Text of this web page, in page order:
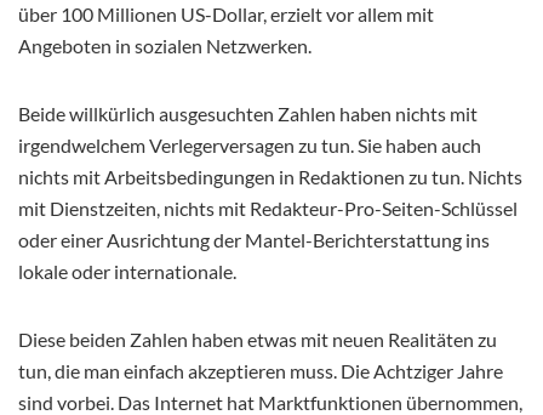
über 100 Millionen US-Dollar, erzielt vor allem mit
Angeboten in sozialen Netzwerken.
Beide willkürlich ausgesuchten Zahlen haben nichts mit
irgendwelchem Verlegerversagen zu tun. Sie haben auch
nichts mit Arbeitsbedingungen in Redaktionen zu tun. Nichts
mit Dienstzeiten, nichts mit Redakteur-Pro-Seiten-Schlüssel
oder einer Ausrichtung der Mantel-Berichterstattung ins
lokale oder internationale.
Diese beiden Zahlen haben etwas mit neuen Realitäten zu
tun, die man einfach akzeptieren muss. Die Achtziger Jahre
sind vorbei. Das Internet hat Marktfunktionen übernommen,